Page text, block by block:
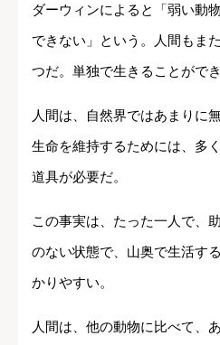
ダーウィンによると「弱い動
できない」という。人間もま
つだ。単独で生きることがで
人間は、自然界ではあまりに無
生命を維持するためには、多
道具が必要だ。
この事実は、たった一人で、
のない状態で、山奥で生活す
かりやすい。
人間は、他の動物に比べて、